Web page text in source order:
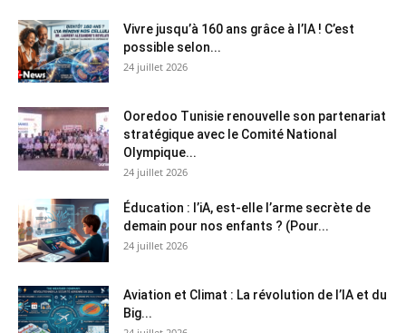
Vivre jusqu’à 160 ans grâce à l’IA ! C’est
possible selon...
24 juillet 2026
Ooredoo Tunisie renouvelle son partenariat
stratégique avec le Comité National
Olympique...
24 juillet 2026
Éducation : l’iA, est-elle l’arme secrète de
demain pour nos enfants ? (Pour...
24 juillet 2026
Aviation et Climat : La révolution de l’IA et du
Big...